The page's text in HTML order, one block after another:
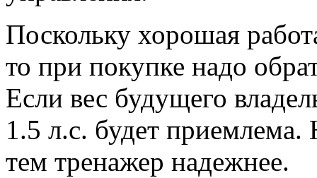
Поскольку хорошая
то при покупке надо
Если вес будущего
1.5 л.с. будет приемлема.
тем тренажер надежнее.